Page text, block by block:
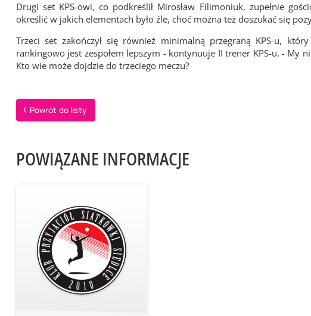
Drugi set KPS-owi, co podkreślił Mirosław Filimoniuk, zupełnie
określić w jakich elementach było źle, choć można też doszukać się
Trzeci set zakończył się również minimalną przegraną KPS-u,
rankingowo jest zespołem lepszym - kontynuuje II trener KPS-u. - My
Kto wie może dojdzie do trzeciego meczu?
Powrót do listy
POWIĄZANE INFORMACJE